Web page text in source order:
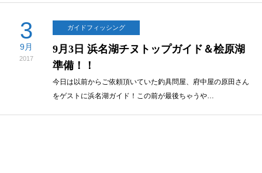
3
9月
2017
ガイドフィッシング
9月3日 浜名湖チヌトップガイド＆桧原湖
準備！！
今日は以前からご依頼頂いていた釣具問屋、府中屋の原田さん
をゲストに浜名湖ガイド！この前が最後ちゃうや…